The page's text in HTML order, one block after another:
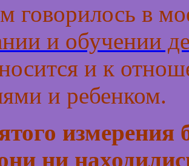
говорилось в
и обучении
и к
и ребенком.
измерения
ни